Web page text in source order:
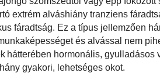
extrém alváshiány tranziens
fáradtság. Ez a típus jellemzően
és alvással nem
hátterében hormonális, gyulladásos
gyakori, lehetséges okot.